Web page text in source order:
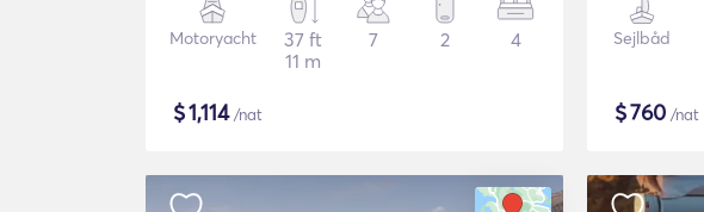
Motoryacht
37 ft
11 m
7 2 4
$1,114/nat
Sejlbåd
$760 /nat